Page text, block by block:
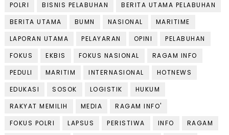
POLRI BISNIS PELABUHAN
BERITA UTAMA PELABUHAN
BERITA UTAMA
BUMN NASIONAL
MARITIME
LAPORAN UTAMA
PELAYARAN OPINI
PELABUHAN
FOKUS
EKBIS FOKUS NASIONAL
RAGAM INFO
PEDULI
MARITIM INTERNASIONAL
HOTNEWS
EDUKASI
SOSOK LOGISTIK
HUKUM
RAKYAT MEMILIH
MEDIA
RAGAM INFO'
FOKUS POLRI
LAPSUS PERISTIWA INFO
RAGAM